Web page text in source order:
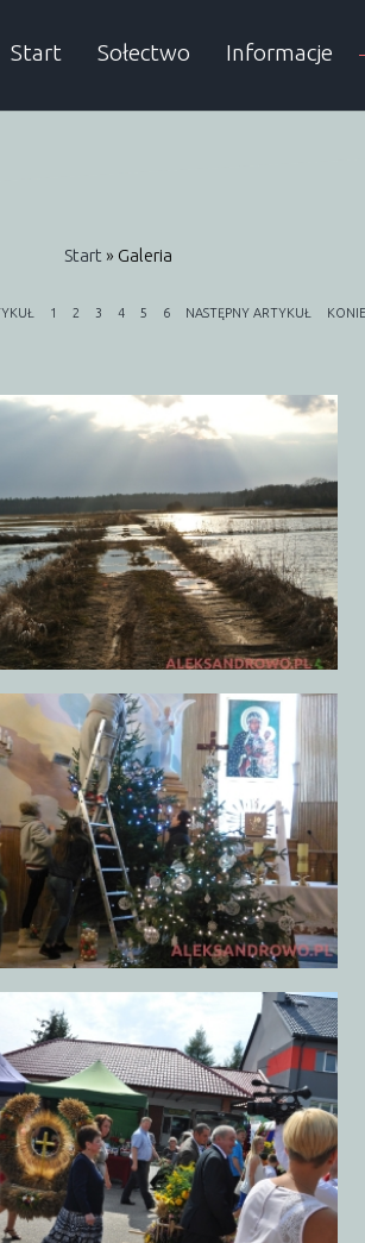
Start Sołectwo
Historia
Dokumenty
Informacje
Śmieci
Start » Galeria
1 2 3 4 5 6 NASTĘPNY ARTYKUŁ